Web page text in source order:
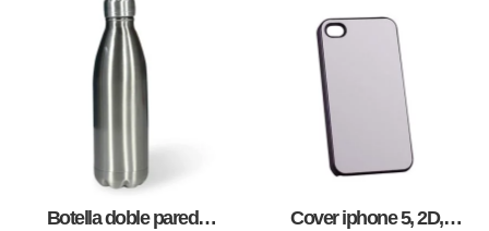
Botella doble pared
Cover iphone 5, 2D,